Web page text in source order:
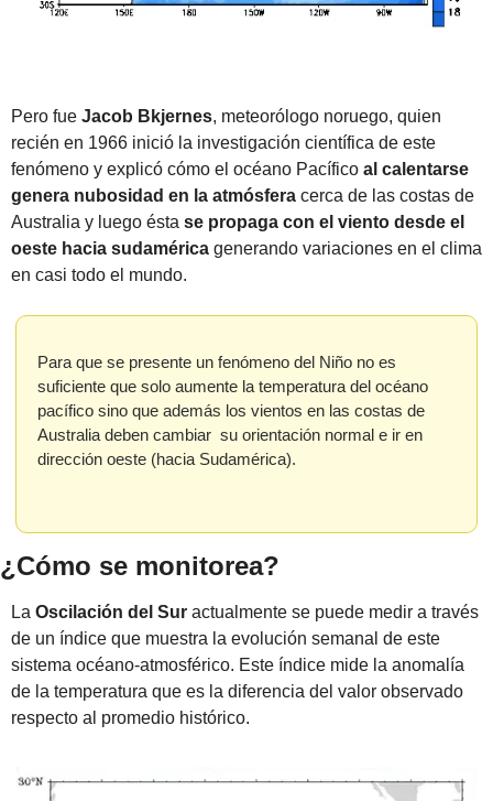
Pero fue Jacob Bkjernes, meteorólogo noruego, quien
recién en 1966 inició la investigación científica de este
fenómeno y explicó cómo el océano Pacífico al calentarse
genera nubosidad en la atmósfera cerca de las costas de
Australia y luego ésta se propaga con el viento desde el
oeste hacia sudamérica generando variaciones en el clima
en casi todo el mundo.
Para que se presente un fenómeno del Niño no es
suficiente que solo aumente la temperatura del océano
pacífico sino que además los vientos en las costas de
Australia deben cambiar  su orientación normal e ir en
dirección oeste (hacia Sudamérica).
¿Cómo se monitorea?
La Oscilación del Sur actualmente se puede medir a través
de un índice que muestra la evolución semanal de este
sistema océano-atmosférico. Este índice mide la anomalía
de la temperatura que es la diferencia del valor observado
respecto al promedio histórico.